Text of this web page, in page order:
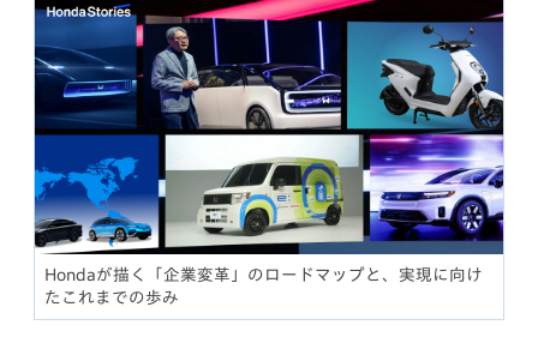
Hondaが描く「企業変革」のロードマップと、実現に向け
たこれまでの歩み